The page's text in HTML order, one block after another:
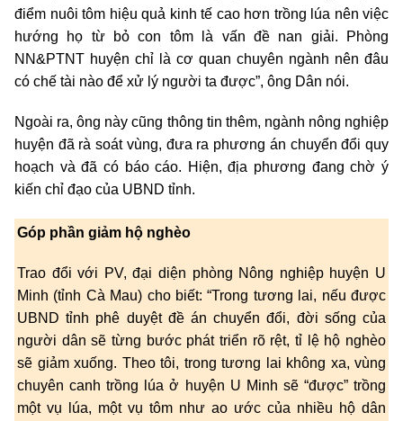
điểm nuôi tôm hiệu quả kinh tế cao hơn trồng lúa nên việc
hướng họ từ bỏ con tôm là vấn đề nan giải. Phòng
NN&PTNT huyện chỉ là cơ quan chuyên ngành nên đâu
có chế tài nào để xử lý người ta được”, ông Dân nói.
Ngoài ra, ông này cũng thông tin thêm, ngành nông nghiệp
huyện đã rà soát vùng, đưa ra phương án chuyển đổi quy
hoạch và đã có báo cáo. Hiện, địa phương đang chờ ý
kiến chỉ đạo của UBND tỉnh.
Góp phần giảm hộ nghèo
Trao đổi với PV, đại diện phòng Nông nghiệp huyện U
Minh (tỉnh Cà Mau) cho biết: “Trong tương lai, nếu được
UBND tỉnh phê duyệt đề án chuyển đổi, đời sống của
người dân sẽ từng bước phát triển rõ rệt, tỉ lệ hộ nghèo
sẽ giảm xuống. Theo tôi, trong tương lai không xa, vùng
chuyên canh trồng lúa ở huyện U Minh sẽ “được” trồng
một vụ lúa, một vụ tôm như ao ước của nhiều hộ dân